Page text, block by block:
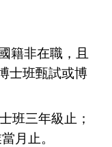
籍非在職，且
士班甄試或博
班三年級止；
月止。